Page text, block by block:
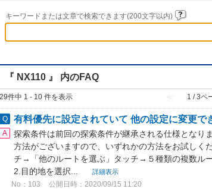
キーワードまたは文章で検索できます(200文字以内)
『 NX110 』 内のFAQ
29件中 1 - 10 件を表示 ≪ 1 / 3ペ
有料優先に設定されていて 他の設定に変更で
探索条件は前回の探索条件が継承される仕様となり
方法がございますので、いずれかの方法をお試しく
チ→「他のルートを選ぶ」タッチ→５種類の複数ル
2.目的地を選択...
詳細表示
No：103 公開日時：2020/09/15 11:20